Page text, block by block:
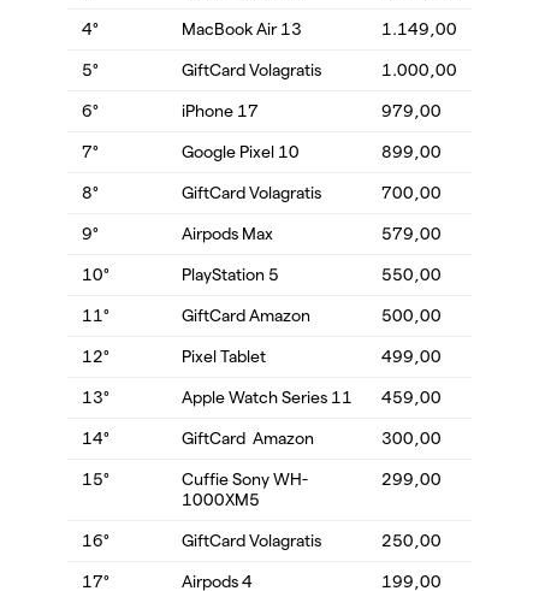
4° MacBook Air 13 1.149,00
5° GiftCard Volagratis 1.000,00
6° iPhone 17 979,00
7° Google Pixel 10 899,00
8° GiftCard Volagratis 700,00
9° Airpods Max 579,00
10° PlayStation 5 550,00
11° GiftCard Amazon 500,00
12° Pixel Tablet 499,00
13° Apple Watch Series 11 459,00
14° GiftCard Amazon 300,00
15°
Cuffie Sony WH-
1000XM5
299,00
16° GiftCard Volagratis 250,00
17° Airpods 4 199,00